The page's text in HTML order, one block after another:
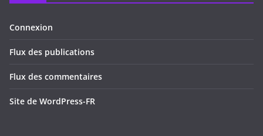
Connexion
Flux des publications
Flux des commentaires
Site de WordPress-FR